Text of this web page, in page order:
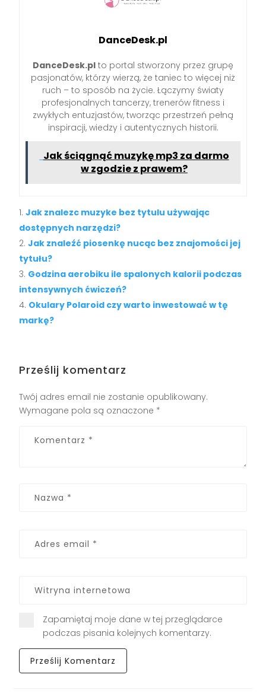
DanceDesk.pl
DanceDesk.pl to portal stworzony przez grupę
pasjonatów, którzy wierzą, że taniec to więcej niż
ruch – to sposób na życie. Łączymy światy
profesjonalnych tancerzy, trenerów fitness i
zwykłych entuzjastów, tworząc przestrzeń pełną
inspiracji, wiedzy i autentycznych historii.
Jak ściągnąć muzykę mp3 za darmo
w zgodzie z prawem?
Jak znalezc muzyke bez tytulu używając
dostępnych narzędzi?
Jak znaleźć piosenkę nucąc bez znajomości jej
tytułu?
Godzina aerobiku ile spalonych kalorii podczas
intensywnych ćwiczeń?
Okulary Polaroid czy warto inwestować w tę
markę?
Prześlij komentarz
Twój adres email nie zostanie opublikowany.
Wymagane pola są oznaczone *
Zapamiętaj moje dane w tej przeglądarce
podczas pisania kolejnych komentarzy.